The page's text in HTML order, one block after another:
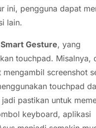
ini, pengguna dapat
lain.
Gesture, yang
touchpad. Misalnya,
screenshot
touchpad
pastikan untuk
keyboard, aplikasi